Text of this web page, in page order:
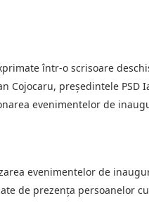
într-o scrisoare
președintele PSD
evenimentelor de
evenimentelor de
de prezența persoanelor